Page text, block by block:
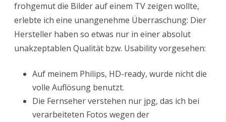
frohgemut die Bilder auf einem TV zeigen wollte,
erlebte ich eine unangenehme Überraschung: Dier
Hersteller haben so etwas nur in einer absolut
unakzeptablen Qualität bzw. Usability vorgesehen:
Auf meinem Philips, HD-ready, wurde nicht die
volle Auflösung benutzt.
Die Fernseher verstehen nur jpg, das ich bei
verarbeiteten Fotos wegen der